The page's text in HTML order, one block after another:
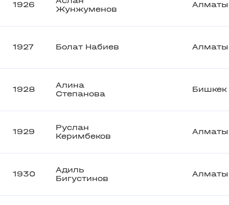
1926
Жунжуменов
Алматы
1927 Болат Набиев Алматы
1928
Алина
Степанова
Бишкек
1929
Руслан
Керимбеков
Алматы
1930
Адиль
Бигустинов
Алматы